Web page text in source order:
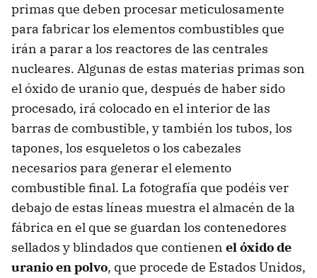
primas que deben procesar meticulosamente
para fabricar los elementos combustibles que
irán a parar a los reactores de las centrales
nucleares. Algunas de estas materias primas son
el óxido de uranio que, después de haber sido
procesado, irá colocado en el interior de las
barras de combustible, y también los tubos, los
tapones, los esqueletos o los cabezales
necesarios para generar el elemento
combustible final. La fotografía que podéis ver
debajo de estas líneas muestra el almacén de la
fábrica en el que se guardan los contenedores
sellados y blindados que contienen el óxido de
uranio en polvo, que procede de Estados Unidos,